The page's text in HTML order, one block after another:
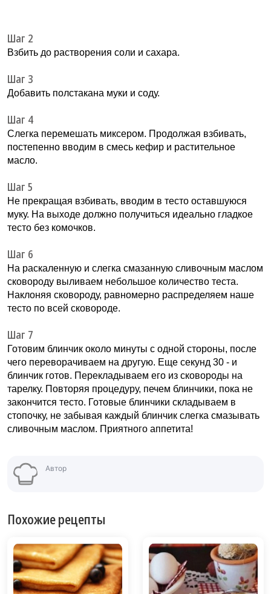
Шаг 2
Взбить до растворения соли и сахара.
Шаг 3
Добавить полстакана муки и соду.
Шаг 4
Слегка перемешать миксером. Продолжая взбивать,
постепенно вводим в смесь кефир и растительное
масло.
Шаг 5
Не прекращая взбивать, вводим в тесто оставшуюся
муку. На выходе должно получиться идеально гладкое
тесто без комочков.
Шаг 6
На раскаленную и слегка смазанную сливочным маслом
сковороду выливаем небольшое количество теста.
Наклоняя сковороду, равномерно распределяем наше
тесто по всей сковороде.
Шаг 7
Готовим блинчик около минуты с одной стороны, после
чего переворачиваем на другую. Еще секунд 30 - и
блинчик готов. Перекладываем его из сковороды на
тарелку. Повторяя процедуру, печем блинчики, пока не
закончится тесто. Готовые блинчики складываем в
стопочку, не забывая каждый блинчик слегка смазывать
сливочным маслом. Приятного аппетита!
Автор
Похожие рецепты